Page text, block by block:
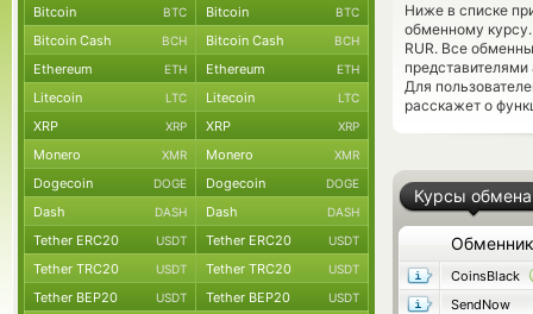
Ниже в списке
обменному
RUR. Все
Для
расскажет о
Курсы обмена
Обменник
CoinsBlack
SendNow
Bitcoin BTC Bitcoin BTC
Bitcoin Cash BCH Bitcoin Cash BCH
Ethereum ETH Ethereum ETH
Litecoin LTC Litecoin LTC
XRP XRP XRP XRP
Monero XMR Monero XMR
Dogecoin DOGE Dogecoin DOGE
Dash DASH Dash DASH
Tether ERC20 USDT Tether ERC20 USDT
Tether TRC20 USDT Tether TRC20 USDT
Tether BEP20 USDT Tether BEP20 USDT